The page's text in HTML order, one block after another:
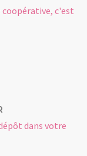
coopérative, c'est
dans votre